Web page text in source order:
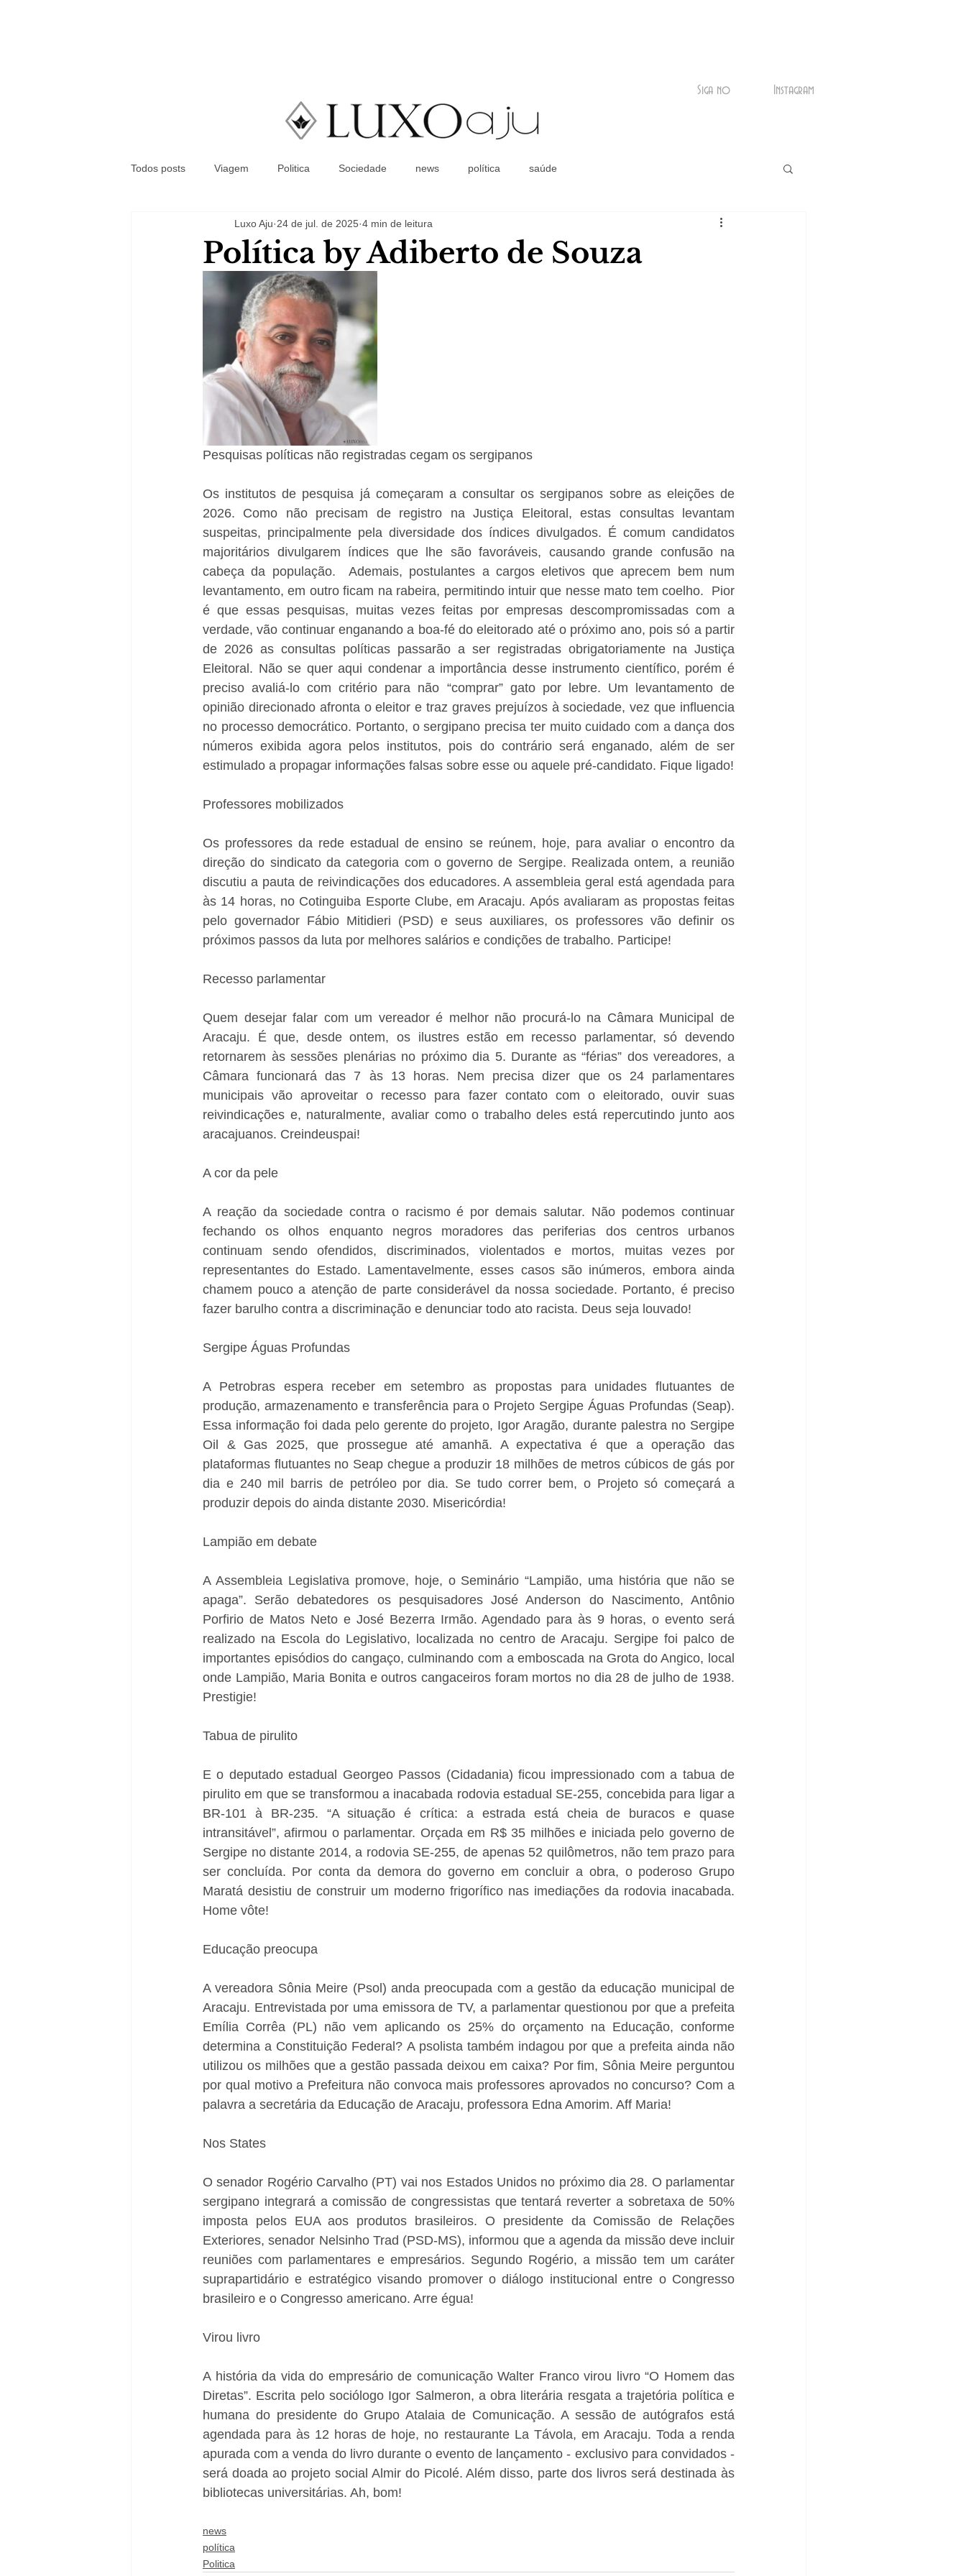
Coluna Social
Siga no Instagram
Todos posts Viagem Politica Sociedade news política saúde
Política by Adiberto de Souza
Luxo Aju 24 de jul. de 2025 4 min de leitura
Pesquisas políticas não registradas cegam os sergipanos
Os institutos de pesquisa já começaram a consultar os sergipanos sobre as eleições de
2026. Como não precisam de registro na Justiça Eleitoral, estas consultas levantam
suspeitas, principalmente pela diversidade dos índices divulgados. É comum candidatos
majoritários divulgarem índices que lhe são favoráveis, causando grande confusão na
cabeça da população.  Ademais, postulantes a cargos eletivos que aprecem bem num
levantamento, em outro ficam na rabeira, permitindo intuir que nesse mato tem coelho.  Pior
é que essas pesquisas, muitas vezes feitas por empresas descompromissadas com a
verdade, vão continuar enganando a boa-fé do eleitorado até o próximo ano, pois só a partir
de 2026 as consultas políticas passarão a ser registradas obrigatoriamente na Justiça
Eleitoral. Não se quer aqui condenar a importância desse instrumento científico, porém é
preciso avaliá-lo com critério para não “comprar” gato por lebre. Um levantamento de
opinião direcionado afronta o eleitor e traz graves prejuízos à sociedade, vez que influencia
no processo democrático. Portanto, o sergipano precisa ter muito cuidado com a dança dos
números exibida agora pelos institutos, pois do contrário será enganado, além de ser
estimulado a propagar informações falsas sobre esse ou aquele pré-candidato. Fique ligado!
Professores mobilizados
Os professores da rede estadual de ensino se reúnem, hoje, para avaliar o encontro da
direção do sindicato da categoria com o governo de Sergipe. Realizada ontem, a reunião
discutiu a pauta de reivindicações dos educadores. A assembleia geral está agendada para
às 14 horas, no Cotinguiba Esporte Clube, em Aracaju. Após avaliaram as propostas feitas
pelo governador Fábio Mitidieri (PSD) e seus auxiliares, os professores vão definir os
próximos passos da luta por melhores salários e condições de trabalho. Participe!
Recesso parlamentar
Quem desejar falar com um vereador é melhor não procurá-lo na Câmara Municipal de
Aracaju. É que, desde ontem, os ilustres estão em recesso parlamentar, só devendo
retornarem às sessões plenárias no próximo dia 5. Durante as “férias” dos vereadores, a
Câmara funcionará das 7 às 13 horas. Nem precisa dizer que os 24 parlamentares
municipais vão aproveitar o recesso para fazer contato com o eleitorado, ouvir suas
reivindicações e, naturalmente, avaliar como o trabalho deles está repercutindo junto aos
aracajuanos. Creindeuspai!
A cor da pele
A reação da sociedade contra o racismo é por demais salutar. Não podemos continuar
fechando os olhos enquanto negros moradores das periferias dos centros urbanos
continuam sendo ofendidos, discriminados, violentados e mortos, muitas vezes por
representantes do Estado. Lamentavelmente, esses casos são inúmeros, embora ainda
chamem pouco a atenção de parte considerável da nossa sociedade. Portanto, é preciso
fazer barulho contra a discriminação e denunciar todo ato racista. Deus seja louvado!
Sergipe Águas Profundas
A Petrobras espera receber em setembro as propostas para unidades flutuantes de
produção, armazenamento e transferência para o Projeto Sergipe Águas Profundas (Seap).
Essa informação foi dada pelo gerente do projeto, Igor Aragão, durante palestra no Sergipe
Oil & Gas 2025, que prossegue até amanhã. A expectativa é que a operação das
plataformas flutuantes no Seap chegue a produzir 18 milhões de metros cúbicos de gás por
dia e 240 mil barris de petróleo por dia. Se tudo correr bem, o Projeto só começará a
produzir depois do ainda distante 2030. Misericórdia!
Lampião em debate
A Assembleia Legislativa promove, hoje, o Seminário “Lampião, uma história que não se
apaga”. Serão debatedores os pesquisadores José Anderson do Nascimento, Antônio
Porfirio de Matos Neto e José Bezerra Irmão. Agendado para às 9 horas, o evento será
realizado na Escola do Legislativo, localizada no centro de Aracaju. Sergipe foi palco de
importantes episódios do cangaço, culminando com a emboscada na Grota do Angico, local
onde Lampião, Maria Bonita e outros cangaceiros foram mortos no dia 28 de julho de 1938.
Prestigie!
Tabua de pirulito
E o deputado estadual Georgeo Passos (Cidadania) ficou impressionado com a tabua de
pirulito em que se transformou a inacabada rodovia estadual SE-255, concebida para ligar a
BR-101 à BR-235. “A situação é crítica: a estrada está cheia de buracos e quase
intransitável”, afirmou o parlamentar. Orçada em R$ 35 milhões e iniciada pelo governo de
Sergipe no distante 2014, a rodovia SE-255, de apenas 52 quilômetros, não tem prazo para
ser concluída. Por conta da demora do governo em concluir a obra, o poderoso Grupo
Maratá desistiu de construir um moderno frigorífico nas imediações da rodovia inacabada.
Home vôte!
Educação preocupa
A vereadora Sônia Meire (Psol) anda preocupada com a gestão da educação municipal de
Aracaju. Entrevistada por uma emissora de TV, a parlamentar questionou por que a prefeita
Emília Corrêa (PL) não vem aplicando os 25% do orçamento na Educação, conforme
determina a Constituição Federal? A psolista também indagou por que a prefeita ainda não
utilizou os milhões que a gestão passada deixou em caixa? Por fim, Sônia Meire perguntou
por qual motivo a Prefeitura não convoca mais professores aprovados no concurso? Com a
palavra a secretária da Educação de Aracaju, professora Edna Amorim. Aff Maria!
Nos States
O senador Rogério Carvalho (PT) vai nos Estados Unidos no próximo dia 28. O parlamentar
sergipano integrará a comissão de congressistas que tentará reverter a sobretaxa de 50%
imposta pelos EUA aos produtos brasileiros. O presidente da Comissão de Relações
Exteriores, senador Nelsinho Trad (PSD-MS), informou que a agenda da missão deve incluir
reuniões com parlamentares e empresários. Segundo Rogério, a missão tem um caráter
suprapartidário e estratégico visando promover o diálogo institucional entre o Congresso
brasileiro e o Congresso americano. Arre égua!
Virou livro
A história da vida do empresário de comunicação Walter Franco virou livro “O Homem das
Diretas”. Escrita pelo sociólogo Igor Salmeron, a obra literária resgata a trajetória política e
humana do presidente do Grupo Atalaia de Comunicação. A sessão de autógrafos está
agendada para às 12 horas de hoje, no restaurante La Távola, em Aracaju. Toda a renda
apurada com a venda do livro durante o evento de lançamento - exclusivo para convidados -
será doada ao projeto social Almir do Picolé. Além disso, parte dos livros será destinada às
bibliotecas universitárias. Ah, bom!
news
política
Politica